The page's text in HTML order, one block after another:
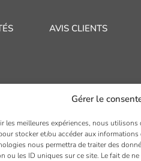
Gérer le
les meilleures expériences, nous
stocker et/ou accéder aux
nous permettra de traiter des
ou les ID uniques sur ce site. Le fait de
AVIS CLIENTS
LYON
Joseph Gillet
69004 LYON
94120